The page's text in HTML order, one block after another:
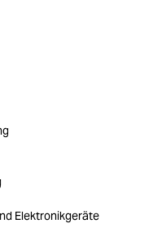
Elektronikgeräte